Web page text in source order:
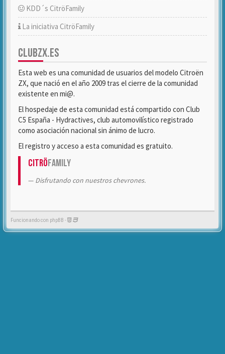
KDD´s CitröFamily
La iniciativa CitröFamily
CLUBZX.ES
Esta web es una comunidad de usuarios del modelo Citroën
ZX, que nació en el año 2009 tras el cierre de la comunidad
existente en mi@.
El hospedaje de esta comunidad está compartido con Club
C5 España - Hydractives, club automovilístico registrado
como asociación nacional sin ánimo de lucro.
El registro y acceso a esta comunidad es gratuito.
CitröFamily
Disfrutando con nuestros chevrones.
Funcionando con phpBB -